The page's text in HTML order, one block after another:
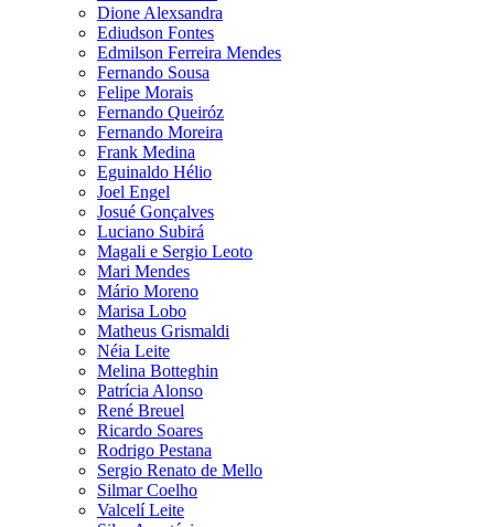
Dione Alexsandra
Ediudson Fontes
Edmilson Ferreira Mendes
Fernando Sousa
Felipe Morais
Fernando Queiróz
Fernando Moreira
Frank Medina
Eguinaldo Hélio
Joel Engel
Josué Gonçalves
Luciano Subirá
Magali e Sergio Leoto
Mari Mendes
Mário Moreno
Marisa Lobo
Matheus Grismaldi
Néia Leite
Melina Botteghin
Patrícia Alonso
René Breuel
Ricardo Soares
Rodrigo Pestana
Sergio Renato de Mello
Silmar Coelho
Valcelí Leite